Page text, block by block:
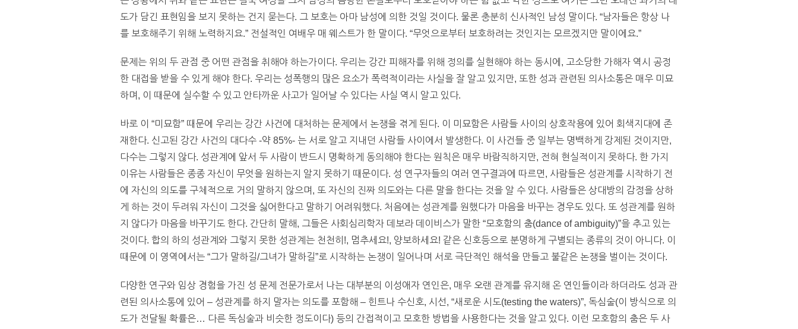
도가 담긴 표현임을 보지 못하는 건지 묻는다. 그 보호는 아마 남성에 의한 것일 것이다. 물론 충분히 신사적인 남성 말이다. “남자들은 항상 나
를 보호해주기 위해 노력하지요.” 전설적인 여배우 매 웨스트가 한 말이다. “무엇으로부터 보호하려는 것인지는 모르겠지만 말이에요.”
문제는 위의 두 관점 중 어떤 관점을 취해야 하는가이다. 우리는 강간 피해자를 위해 정의를 실현해야 하는 동시에, 고소당한 가해자 역시 공정
한 대접을 받을 수 있게 해야 한다. 우리는 성폭행의 많은 요소가 폭력적이라는 사실을 잘 알고 있지만, 또한 성과 관련된 의사소통은 매우 미묘
하며, 이 때문에 실수할 수 있고 안타까운 사고가 일어날 수 있다는 사실 역시 알고 있다.
바로 이 “미묘함” 때문에 우리는 강간 사건에 대처하는 문제에서 논쟁을 겪게 된다. 이 미묘함은 사람들 사이의 상호작용에 있어 회색지대에 존
재한다. 신고된 강간 사건의 대다수 -약 85%- 는 서로 알고 지내던 사람들 사이에서 발생한다. 이 사건들 중 일부는 명백하게 강제된 것이지만,
다수는 그렇지 않다. 성관계에 앞서 두 사람이 반드시 명확하게 동의해야 한다는 원칙은 매우 바람직하지만, 전혀 현실적이지 못하다. 한 가지
이유는 사람들은 종종 자신이 무엇을 원하는지 알지 못하기 때문이다. 성 연구자들의 여러 연구결과에 따르면, 사람들은 성관계를 시작하기 전
에 자신의 의도를 구체적으로 거의 말하지 않으며, 또 자신의 진짜 의도와는 다른 말을 한다는 것을 알 수 있다. 사람들은 상대방의 감정을 상하
게 하는 것이 두려워 자신이 그것을 싫어한다고 말하기 어려워했다. 처음에는 성관계를 원했다가 마음을 바꾸는 경우도 있다. 또 성관계를 원하
지 않다가 마음을 바꾸기도 한다. 간단히 말해, 그들은 사회심리학자 데보라 데이비스가 말한 “모호함의 춤(dance of ambiguity)”을 추고 있는
것이다. 합의 하의 성관계와 그렇지 못한 성관계는 천천히!, 멈추세요!, 양보하세요! 같은 신호등으로 분명하게 구별되는 종류의 것이 아니다. 이
때문에 이 영역에서는 “그가 말하길/그녀가 말하길”로 시작하는 논쟁이 일어나며 서로 극단적인 해석을 만들고 불같은 논쟁을 벌이는 것이다.
다양한 연구와 임상 경험을 가진 성 문제 전문가로서 나는 대부분의 이성애자 연인은, 매우 오랜 관계를 유지해 온 연인들이라 하더라도 성과 관
련된 의사소통에 있어 – 성관계를 하지 말자는 의도를 포함해 – 힌트나 수신호, 시선, “새로운 시도(testing the waters)”, 독심술(이 방식으로 의
도가 전달될 확률은… 다른 독심술과 비슷한 정도이다) 등의 간접적이고 모호한 방법을 사용한다는 것을 알고 있다. 이런 모호함의 춤은 두 사